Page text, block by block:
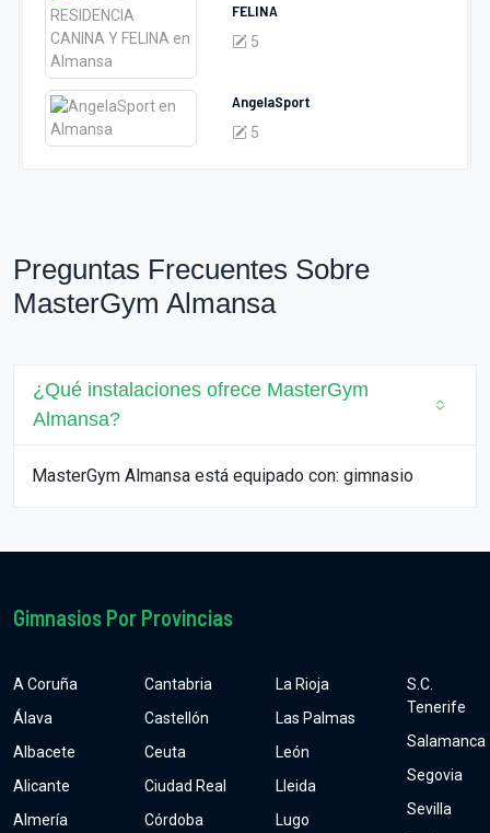
FELINA
5
AngelaSport
5
Preguntas Frecuentes Sobre
MasterGym Almansa
¿Qué instalaciones ofrece MasterGym
Almansa?
MasterGym Almansa está equipado con: gimnasio
Gimnasios Por Provincias
A Coruña
Álava
Albacete
Alicante
Almería
Cantabria
Castellón
Ceuta
Ciudad Real
Córdoba
La Rioja
Las Palmas
León
Lleida
Lugo
S.C.
Tenerife
Salamanca
Segovia
Sevilla